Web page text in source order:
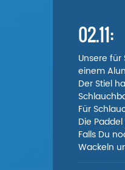
02.11:
Unsere
einem
Der Stiel
Für
Die
Falls Du
Wackeln